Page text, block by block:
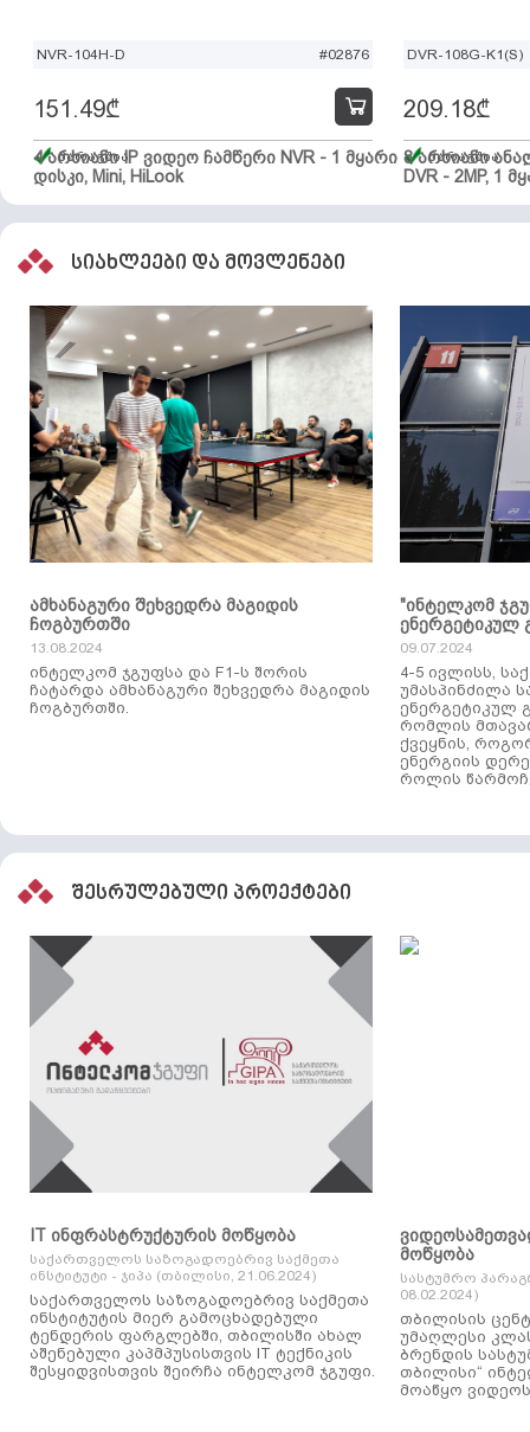
NVR-104H-D #02876
4 არხიანი IP ვიდეო ჩამწერი NVR - 1 მყარი
დისკი, Mini, HiLook
151.49₾
მარაგშია
DVR-108G-K1(S)
8 არხიანი
DVR - 2MP, 1
209.18₾
მარაგშია
სიახლეები და მოვლენები
ამხანაგური შეხვედრა მაგიდის
ჩოგბურთში
13.08.2024
ინტელკომ ჯგუფსა და F1-ს შორის
ჩატარდა ამხანაგური შეხვედრა მაგიდის
ჩოგბურთში.
"ინტელკომ
ენერგეტიკულ
09.07.2024
4-5 ივლისს,
უმასპინძილა
ენერგეტიკულ
რომლის
ქვეყნის,
ენერგიის
როლის
შესრულებული პროექტები
IT ინფრასტრუქტურის მოწყობა
საქართველოს საზოგადოებრივ საქმეთა
ინსტიტუტი - ჯიპა (თბილისი, 21.06.2024)
საქართველოს საზოგადოებრივ საქმეთა
ინსტიტუტის მიერ გამოცხადებული
ტენდერის ფარგლებში, თბილისში ახალ
აშენებული კაპმპუსისთვის IT ტექნიკის
შესყიდვისთვის შეირჩა ინტელკომ ჯგუფი.
მოწყობა
სასტუმრო
08.02.2024)
თბილისის
უმაღლესი
ბრენდის
თბილისი“
მოაწყო